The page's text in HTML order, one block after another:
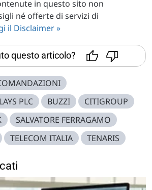
in questo sito non
né offerte di servizi di
il Disclaimer »
questo articolo?
PLC BUZZI
CITIGROUP
SALVATORE FERRAGAMO
TELECOM ITALIA TENARIS